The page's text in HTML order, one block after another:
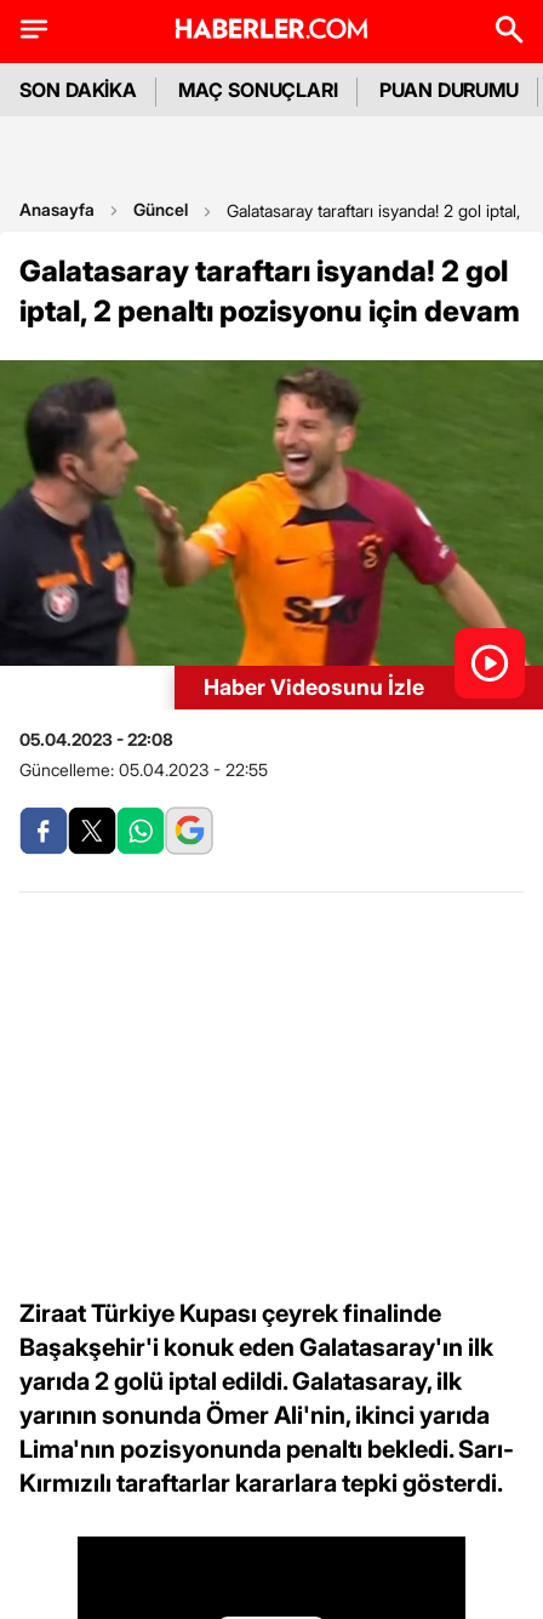
SON DAKİKA MAÇ SONUÇLARI PUAN DURUMU
Anasayfa Güncel Galatasaray taraftarı isyanda! 2 gol iptal,
Galatasaray taraftarı isyanda! 2 gol
iptal, 2 penaltı pozisyonu için devam
Haber Videosunu İzle
05.04.2023 - 22:08
Güncelleme: 05.04.2023 - 22:55
Ziraat Türkiye Kupası çeyrek finalinde
Başakşehir'i konuk eden Galatasaray'ın ilk
yarıda 2 golü iptal edildi. Galatasaray, ilk
yarının sonunda Ömer Ali'nin, ikinci yarıda
Lima'nın pozisyonunda penaltı bekledi. Sarı-
Kırmızılı taraftarlar kararlara tepki gösterdi.